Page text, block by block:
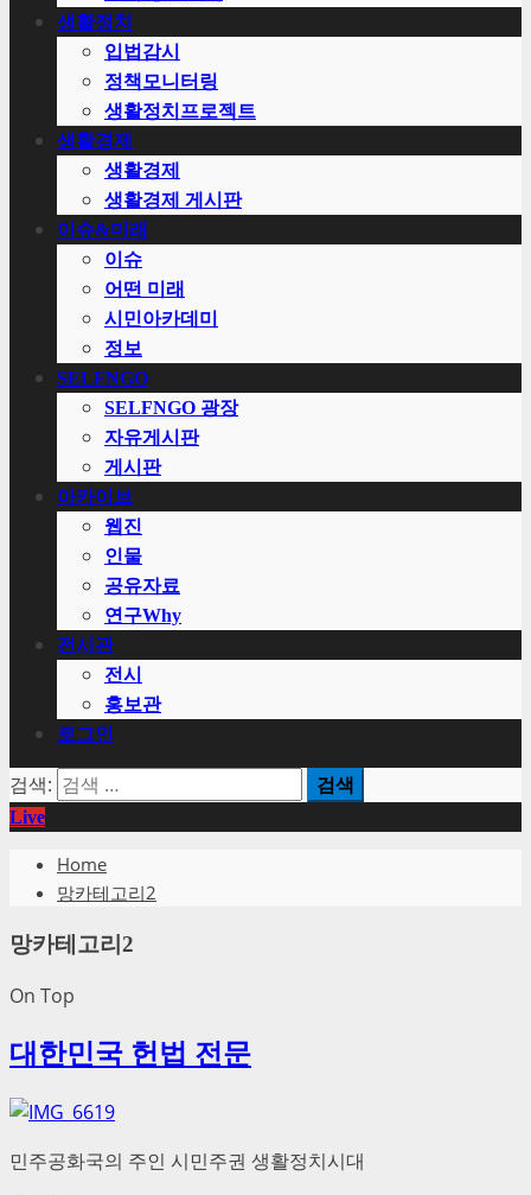
생활정치
입법감시
정책모니터링
생활정치프로젝트
생활경제
생활경제
생활경제 게시판
이슈&미래
이슈
어떤 미래
시민아카데미
정보
SELFNGO
SELFNGO 광장
자유게시판
게시판
아카이브
웹진
인물
공유자료
연구Why
전시관
전시
홍보관
로그인
검색:
Live
Home
망카테고리2
망카테고리2
On Top
대한민국 헌법 전문
민주공화국의 주인 시민주권 생활정치시대